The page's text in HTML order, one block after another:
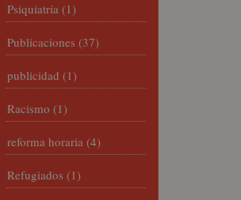
Psiquiatría (1)
Publicaciones (37)
publicidad (1)
Racismo (1)
reforma horaria (4)
Refugiados (1)